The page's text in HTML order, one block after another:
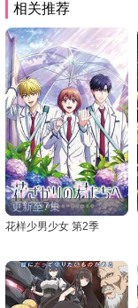
相关推荐
更新至7集
花样少男少女 第2季